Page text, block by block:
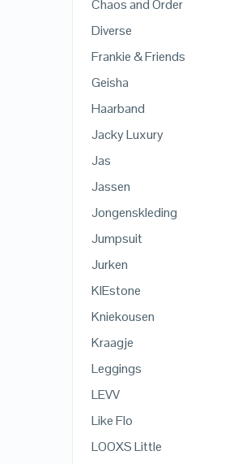
Chaos and Order
Diverse
Frankie & Friends
Geisha
Haarband
Jacky Luxury
Jas
Jassen
Jongenskleding
Jumpsuit
Jurken
KIEstone
Kniekousen
Kraagje
Leggings
LEVV
Like Flo
LOOXS Little